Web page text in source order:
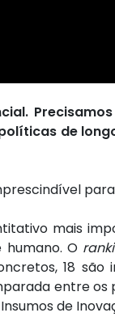
de
mais
O
18
entre os
de